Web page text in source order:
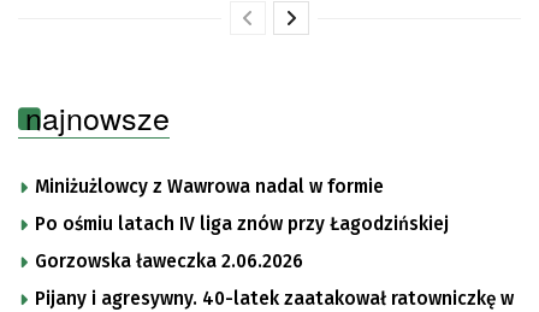
najnowsze
Miniżużlowcy z Wawrowa nadal w formie
Po ośmiu latach IV liga znów przy Łagodzińskiej
Gorzowska ławeczka 2.06.2026
Pijany i agresywny. 40-latek zaatakował ratowniczkę w